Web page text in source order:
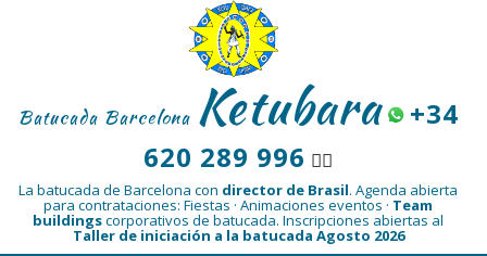
Batucada Barcelona Ketubara
+34
620 289 996 👆🏾
La batucada de Barcelona con director de Brasil. Agenda abierta
para contrataciones: Fiestas · Animaciones eventos · Team
buildingscorporativos de batucada. Inscripciones abiertas al
Taller de iniciación a la batucada Agosto 2026